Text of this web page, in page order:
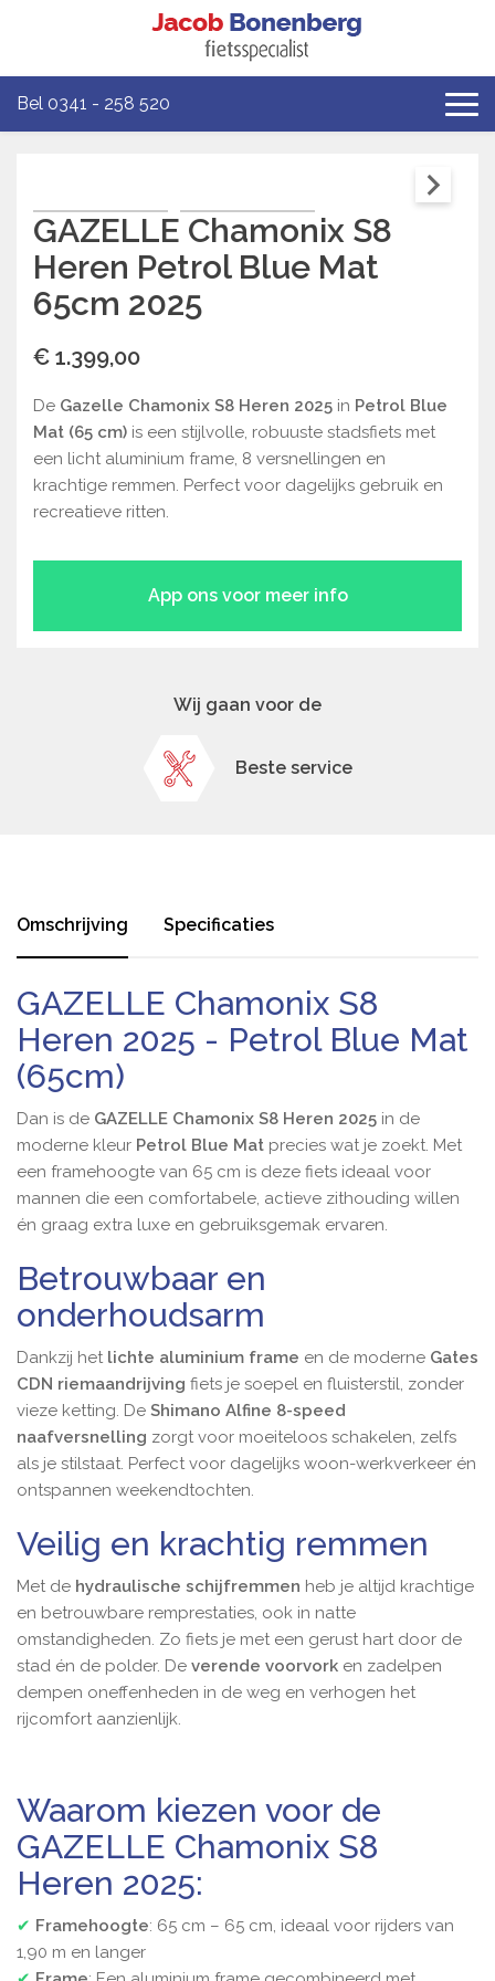
Bel 0341 - 258 520
GAZELLE Chamonix S8
Heren Petrol Blue Mat
65cm 2025
€ 1.399,00
De Gazelle Chamonix S8 Heren 2025 in Petrol Blue
Mat (65 cm) is een stijlvolle, robuuste stadsfiets met
een licht aluminium frame, 8 versnellingen en
krachtige remmen. Perfect voor dagelijks gebruik en
recreatieve ritten.
App ons voor meer info
Wij gaan voor de
Beste service
Omschrijving Specificaties
GAZELLE Chamonix S8
Heren 2025 - Petrol Blue Mat
(65cm)
Dan is de GAZELLE Chamonix S8 Heren 2025 in de
moderne kleur Petrol Blue Mat precies wat je zoekt. Met
een framehoogte van 65 cm is deze fiets ideaal voor
mannen die een comfortabele, actieve zithouding willen
én graag extra luxe en gebruiksgemak ervaren.
Betrouwbaar en
onderhoudsarm
Dankzij het lichte aluminium frame en de moderne Gates
CDN riemaandrijving fiets je soepel en fluisterstil, zonder
vieze ketting. De Shimano Alfine 8-speed
naafversnelling zorgt voor moeiteloos schakelen, zelfs
als je stilstaat. Perfect voor dagelijks woon-werkverkeer én
ontspannen weekendtochten.
Veilig en krachtig remmen
Met de hydraulische schijfremmen heb je altijd krachtige
en betrouwbare remprestaties, ook in natte
omstandigheden. Zo fiets je met een gerust hart door de
stad én de polder. De verende voorvork en zadelpen
dempen oneffenheden in de weg en verhogen het
rijcomfort aanzienlijk.
Waarom kiezen voor de
GAZELLE Chamonix S8
Heren 2025:
✔ Framehoogte: 65 cm – 65 cm, ideaal voor rijders van
1,90 m en langer